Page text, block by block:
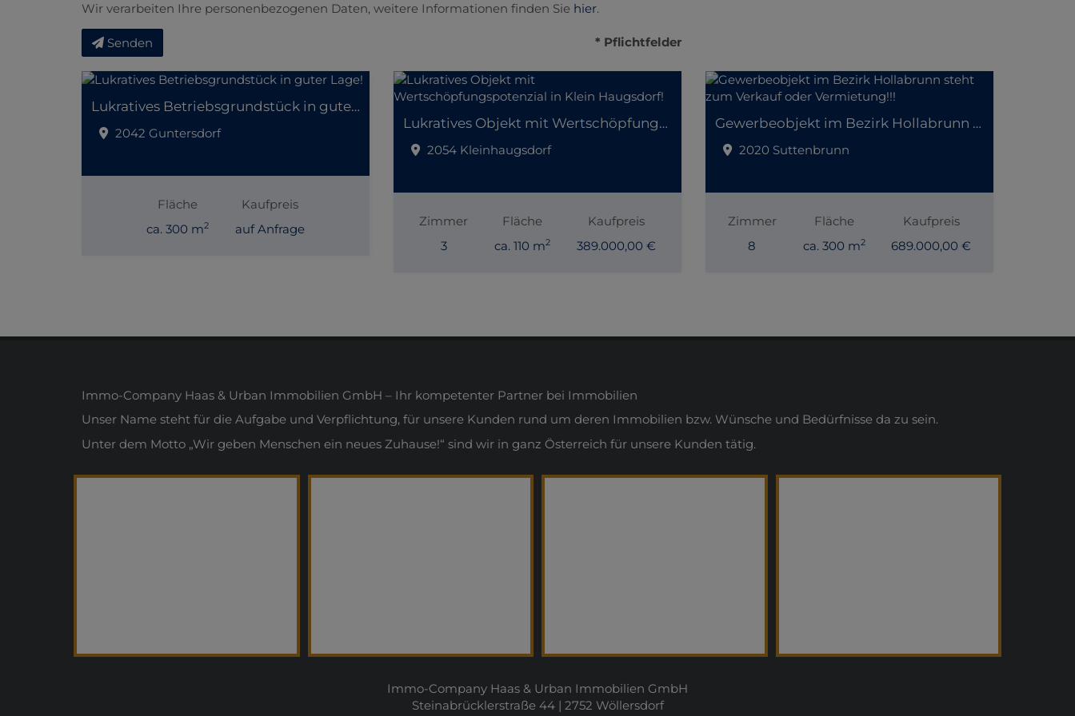
Wir verarbeiten Ihre personenbezogenen Daten, weitere Informationen finden Sie hier.
Senden * Pflichtfelder
Lukratives Betriebsgrundstück in guter Lage!
2042 Guntersdorf
Fläche
ca. 300 m2
Kaufpreis
auf Anfrage
Lukratives Objekt mit Wertschöpfungspotenzial in Klein Haugsdorf!
2054 Kleinhaugsdorf
Zimmer
3
Fläche
ca. 110 m2
Kaufpreis
389.000,00 €
Gewerbeobjekt im Bezirk Hollabrunn steht zum Verkauf oder Vermietung!!!
2020 Suttenbrunn
Zimmer
8
Fläche
ca. 300 m2
Kaufpreis
689.000,00 €
Immo-Company Haas & Urban Immobilien GmbH – Ihr kompetenter Partner bei Immobilien
Unser Name steht für die Aufgabe und Verpflichtung, für unsere Kunden rund um deren Immobilien bzw. Wünsche und Bedürfnisse da zu sein.
Unter dem Motto „Wir geben Menschen ein neues Zuhause!“ sind wir in ganz Österreich für unsere Kunden tätig.
Immo-Company Haas & Urban Immobilien GmbH
Steinabrücklerstraße 44 | 2752 Wöllersdorf